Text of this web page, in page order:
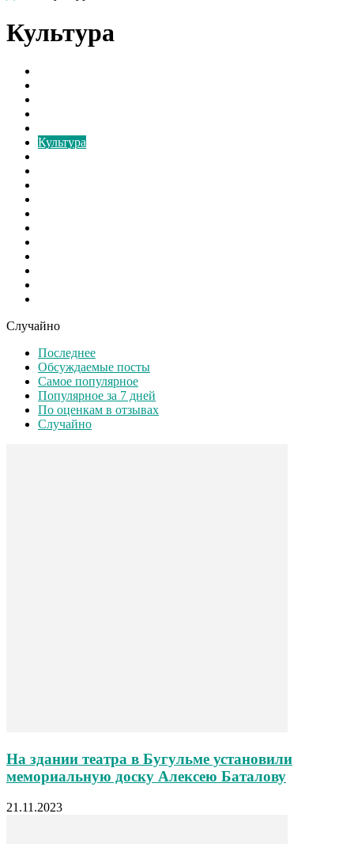
Культура
Культура
Случайно
Последнее
Обсуждаемые посты
Самое популярное
Популярное за 7 дней
По оценкам в отзывах
Случайно
На здании театра в Бугульме установили
мемориальную доску Алексею Баталову
21.11.2023